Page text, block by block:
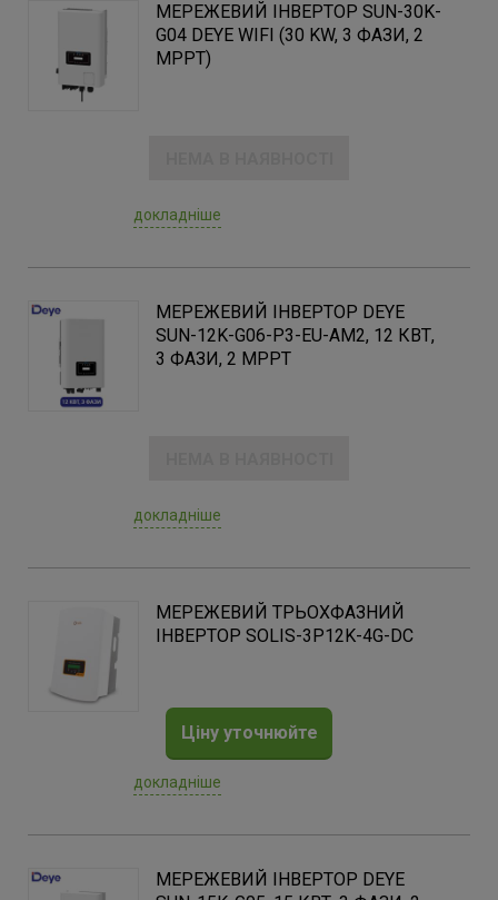
МЕРЕЖЕВИЙ ІНВЕРТОР SUN-30K-
G04 DEYE WIFI (30 KW, 3 ФАЗИ, 2
MPPT)
докладніше
МЕРЕЖЕВИЙ ІНВЕРТОР DEYE
SUN-12K-G06-P3-EU-AM2, 12 КВТ,
3 ФАЗИ, 2 MPPT
докладніше
МЕРЕЖЕВИЙ ТРЬОХФАЗНИЙ
ІНВЕРТОР SOLIS-3P12K-4G-DC
Ціну уточнюйте
докладніше
МЕРЕЖЕВИЙ ІНВЕРТОР DEYE